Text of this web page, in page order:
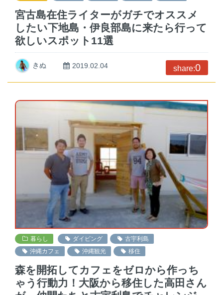
宮古島在住ライターがガチでオススメ
したい下地島・伊良部島に来たら行って
欲しいスポット11選
きぬ 2019.02.04 share:0
暮らし ダイビング
古宇利島
沖縄カフェ
沖縄観光 移住
森を開拓してカフェをゼロから作っち
ゃう行動力！大阪から移住した高田さん